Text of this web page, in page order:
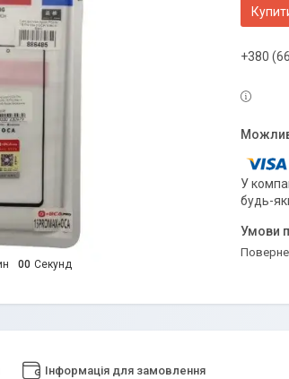
00 Секунд
+380
У
будь-
Інформація для замовлення